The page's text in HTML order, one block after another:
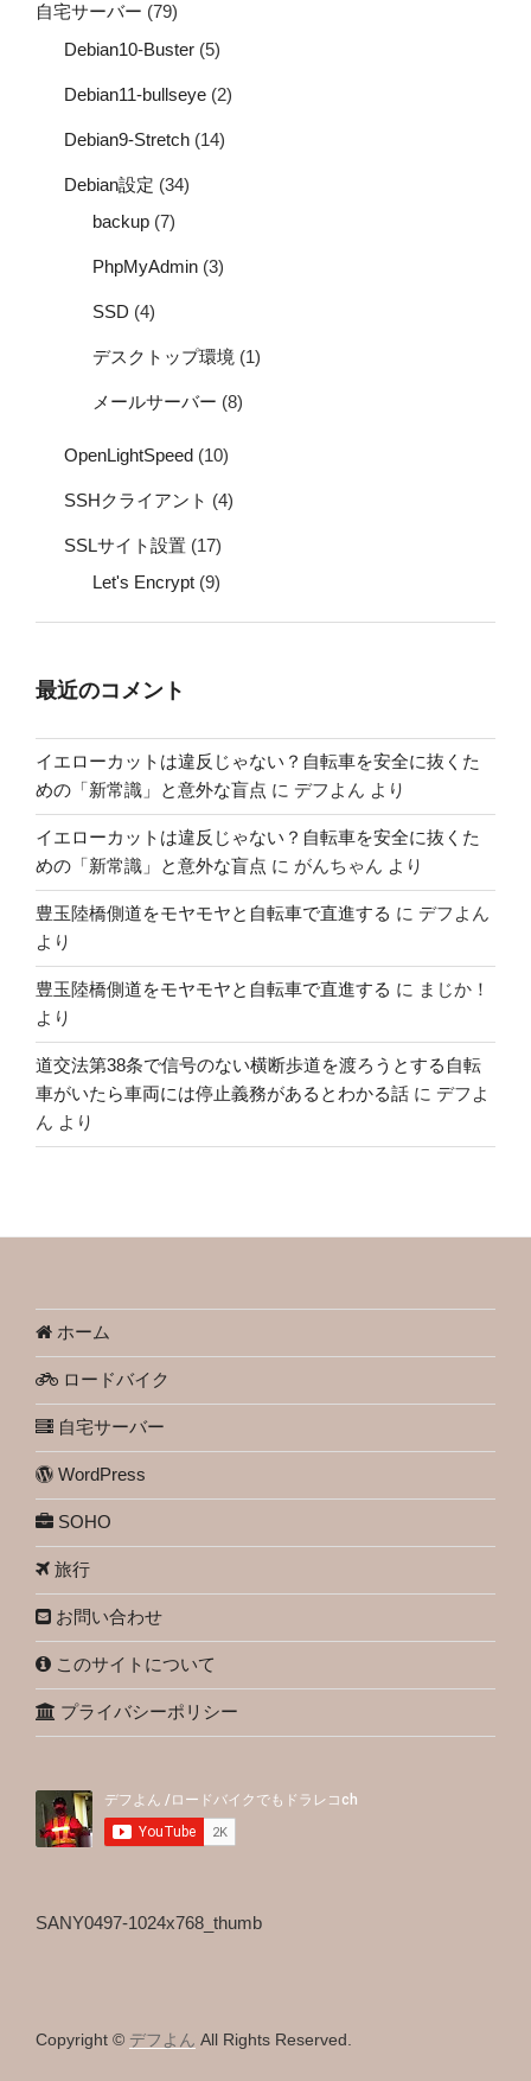
自宅サーバー (79)
Debian10-Buster (5)
Debian11-bullseye (2)
Debian9-Stretch (14)
Debian設定 (34)
backup (7)
PhpMyAdmin (3)
SSD (4)
デスクトップ環境 (1)
メールサーバー (8)
OpenLightSpeed (10)
SSHクライアント (4)
SSLサイト設置 (17)
Let's Encrypt (9)
最近のコメント
イエローカットは違反じゃない？自転車を安全に抜くた
めの「新常識」と意外な盲点 に デフよん より
イエローカットは違反じゃない？自転車を安全に抜くた
めの「新常識」と意外な盲点 に がんちゃん より
豊玉陸橋側道をモヤモヤと自転車で直進する に デフよん
より
豊玉陸橋側道をモヤモヤと自転車で直進する に まじか！
より
道交法第38条で信号のない横断歩道を渡ろうとする自転
車がいたら車両には停止義務があるとわかる話 に デフよ
ん より
ホーム
ロードバイク
自宅サーバー
WordPress
SOHO
旅行
お問い合わせ
このサイトについて
プライバシーポリシー
SANY0497-1024x768_thumb
Copyright © デフよん All Rights Reserved.